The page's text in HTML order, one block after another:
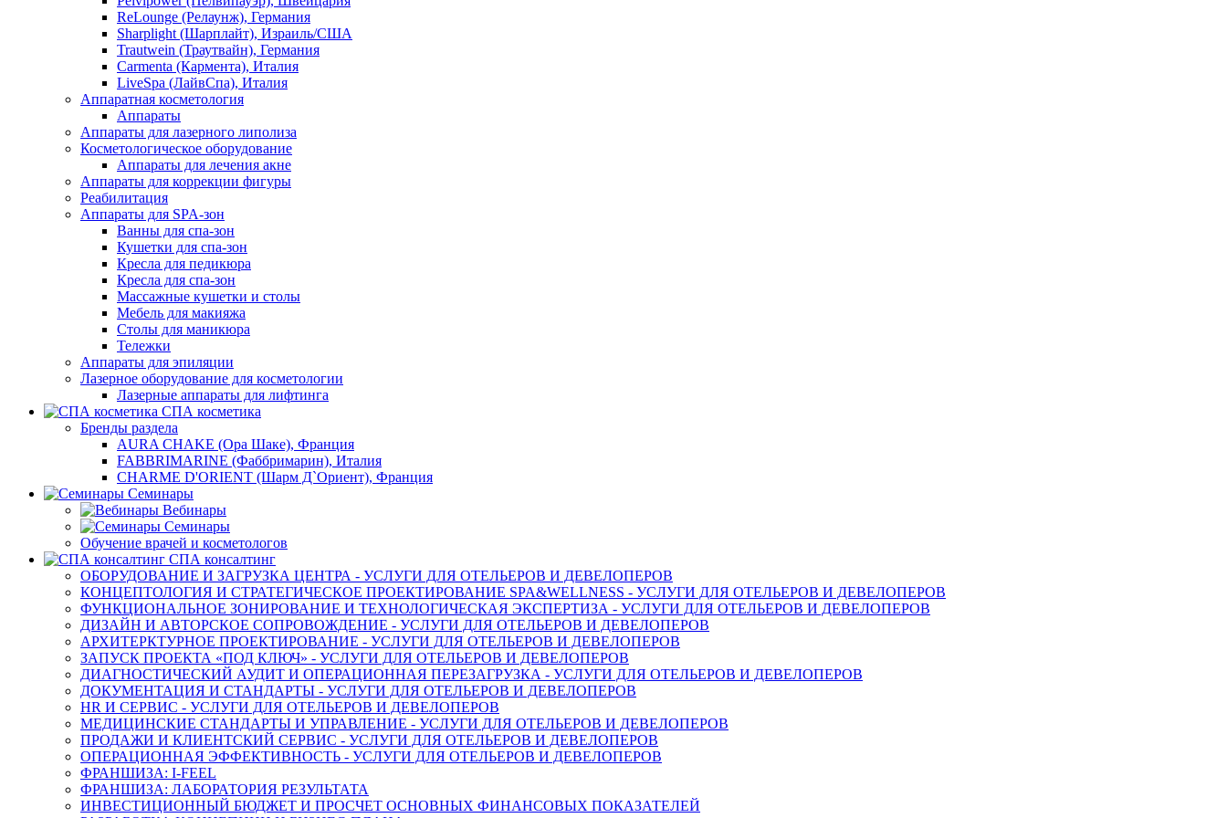
ReLounge (Релаунж), Германия
Sharplight (Шарплайт), Израиль/США
Trautwein (Траутвайн), Германия
Carmenta (Кармента), Италия
LiveSpa (ЛайвСпа), Италия
Аппаратная косметология
Аппараты
Аппараты для лазерного липолиза
Косметологическое оборудование
Аппараты для лечения акне
Аппараты для коррекции фигуры
Реабилитация
Аппараты для SPA-зон
Ванны для спа-зон
Кушетки для спа-зон
Кресла для педикюра
Кресла для спа-зон
Массажные кушетки и столы
Мебель для макияжа
Столы для маникюра
Тележки
Аппараты для эпиляции
Лазерное оборудование для косметологии
Лазерные аппараты для лифтинга
СПА косметика
Бренды раздела
AURA CHAKE (Ора Шаке), Франция
FABBRIMARINE (Фаббримарин), Италия
CHARME D'ORIENT (Шарм Д`Ориент), Франция
Семинары
Вебинары
Семинары
Обучение врачей и косметологов
СПА консалтинг
ОБОРУДОВАНИЕ И ЗАГРУЗКА ЦЕНТРА - УСЛУГИ ДЛЯ ОТЕЛЬЕРОВ И ДЕВЕЛОПЕРОВ
КОНЦЕПТОЛОГИЯ И СТРАТЕГИЧЕСКОЕ ПРОЕКТИРОВАНИЕ SPA&WELLNESS - УСЛУГИ ДЛЯ ОТЕЛЬЕРОВ И ДЕВЕЛОПЕРОВ
ФУНКЦИОНАЛЬНОЕ ЗОНИРОВАНИЕ И ТЕХНОЛОГИЧЕСКАЯ ЭКСПЕРТИЗА - УСЛУГИ ДЛЯ ОТЕЛЬЕРОВ И ДЕВЕЛОПЕРОВ
ДИЗАЙН И АВТОРСКОЕ СОПРОВОЖДЕНИЕ - УСЛУГИ ДЛЯ ОТЕЛЬЕРОВ И ДЕВЕЛОПЕРОВ
АРХИТЕРКТУРНОЕ ПРОЕКТИРОВАНИЕ - УСЛУГИ ДЛЯ ОТЕЛЬЕРОВ И ДЕВЕЛОПЕРОВ
ЗАПУСК ПРОЕКТА «ПОД КЛЮЧ» - УСЛУГИ ДЛЯ ОТЕЛЬЕРОВ И ДЕВЕЛОПЕРОВ
ДИАГНОСТИЧЕСКИЙ АУДИТ И ОПЕРАЦИОННАЯ ПЕРЕЗАГРУЗКА - УСЛУГИ ДЛЯ ОТЕЛЬЕРОВ И ДЕВЕЛОПЕРОВ
ДОКУМЕНТАЦИЯ И СТАНДАРТЫ - УСЛУГИ ДЛЯ ОТЕЛЬЕРОВ И ДЕВЕЛОПЕРОВ
HR И СЕРВИС - УСЛУГИ ДЛЯ ОТЕЛЬЕРОВ И ДЕВЕЛОПЕРОВ
МЕДИЦИНСКИЕ СТАНДАРТЫ И УПРАВЛЕНИЕ - УСЛУГИ ДЛЯ ОТЕЛЬЕРОВ И ДЕВЕЛОПЕРОВ
ПРОДАЖИ И КЛИЕНТСКИЙ СЕРВИС - УСЛУГИ ДЛЯ ОТЕЛЬЕРОВ И ДЕВЕЛОПЕРОВ
ОПЕРАЦИОННАЯ ЭФФЕКТИВНОСТЬ - УСЛУГИ ДЛЯ ОТЕЛЬЕРОВ И ДЕВЕЛОПЕРОВ
ФРАНШИЗА: I-FEEL
ФРАНШИЗА: ЛАБОРАТОРИЯ РЕЗУЛЬТАТА
ИНВЕСТИЦИОННЫЙ БЮДЖЕТ И ПРОСЧЕТ ОСНОВНЫХ ФИНАНСОВЫХ ПОКАЗАТЕЛЕЙ